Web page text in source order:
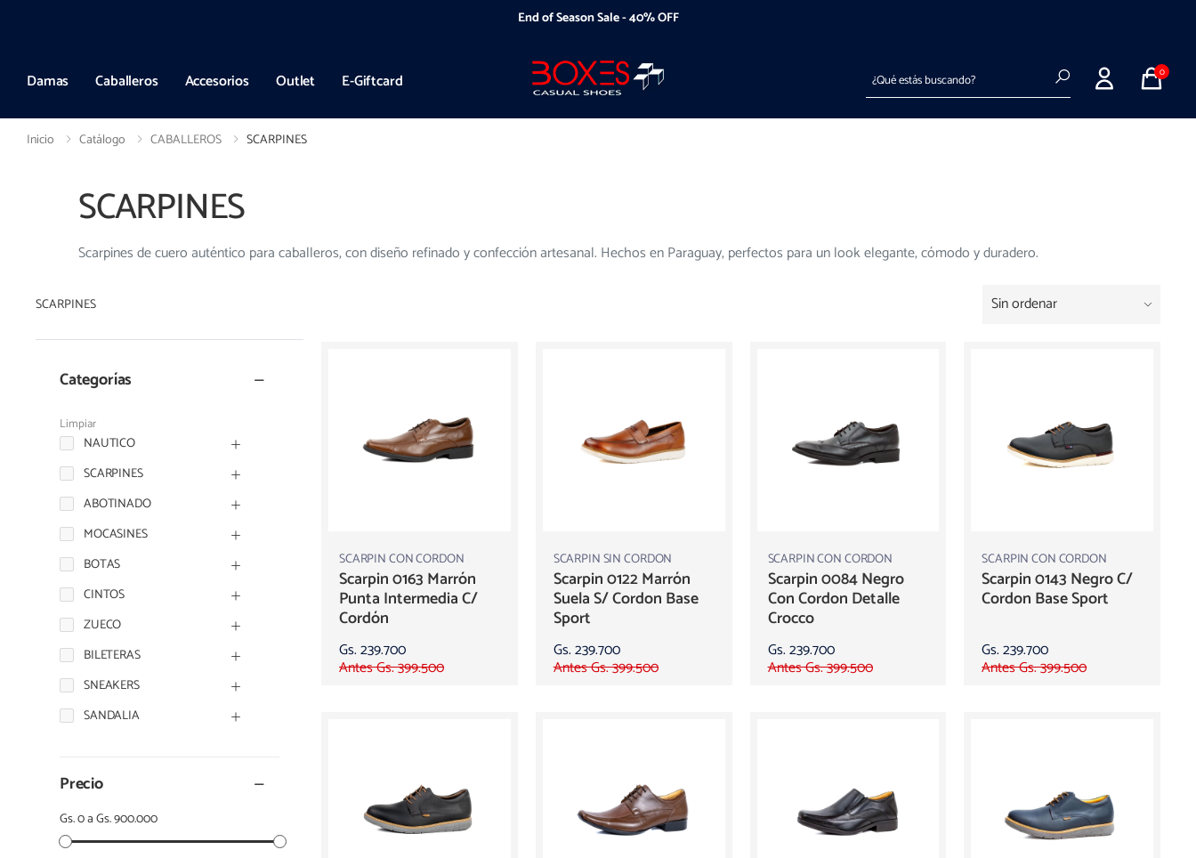
End of Season Sale - 40% OFF
Damas Caballeros Accesorios Outlet E-Giftcard 0
Inicio Catálogo CABALLEROS SCARPINES
SCARPINES
Scarpines de cuero auténtico para caballeros, con diseño refinado y confección artesanal. Hechos en Paraguay, perfectos para un look elegante, cómodo y duradero.
SCARPINES
SCARPIN CON CORDON
Scarpin 0163 Marrón
Punta Intermedia C/
Cordón
Gs. 239.700
Antes Gs. 399.500
SCARPIN SIN CORDON
Scarpin 0122 Marrón
Suela S/ Cordon Base
Sport
Gs. 239.700
Antes Gs. 399.500
SCARPIN CON CORDON
Scarpin 0084 Negro
Con Cordon Detalle
Crocco
Gs. 239.700
Antes Gs. 399.500
SCARPIN CON CORDON
Scarpin 0143 Negro C/
Cordon Base Sport
Gs. 239.700
Antes Gs. 399.500
Categorías
Limpiar
NAUTICO
SCARPINES
ABOTINADO
MOCASINES
BOTAS
CINTOS
ZUECO
BILETERAS
SNEAKERS
SANDALIA
Precio
Gs. 0 a Gs. 900.000